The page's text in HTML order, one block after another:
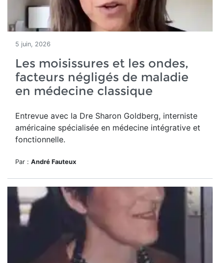
5 juin, 2026
Les moisissures et les ondes,
facteurs négligés de maladie
en médecine classique
Entrevue avec la Dre Sharon Goldberg, interniste
américaine spécialisée en médecine intégrative et
fonctionnelle.
Par : André Fauteux